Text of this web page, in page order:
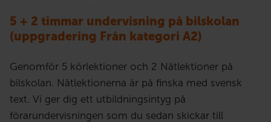
5 + 2 timmar undervisning på bilskolan
(uppgradering Från kategori A2)
Genomför 5 körlektioner och 2 Nätlektioner på
bilskolan. Nätlektionerna är på finska med svensk
text. Vi ger dig ett utbildningsintyg på
förarundervisningen som du sedan skickar till